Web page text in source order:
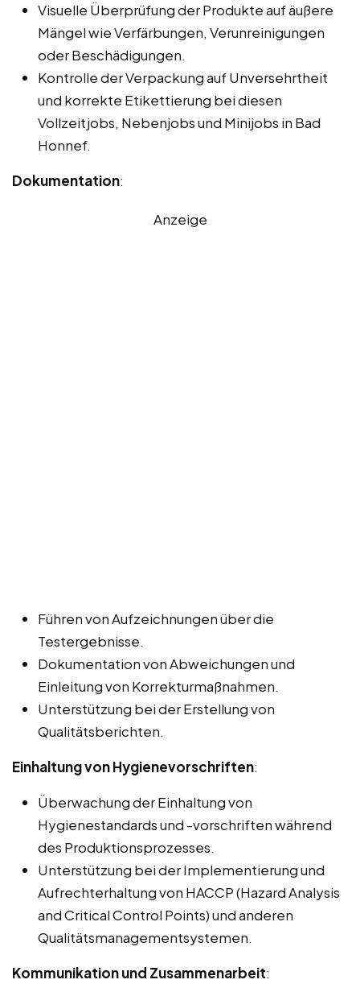
Visuelle Überprüfung der Produkte auf äußere
Mängel wie Verfärbungen, Verunreinigungen
oder Beschädigungen.
Kontrolle der Verpackung auf Unversehrtheit
und korrekte Etikettierung bei diesen
Vollzeitjobs, Nebenjobs und Minijobs in Bad
Honnef.
Dokumentation:
Anzeige
Führen von Aufzeichnungen über die
Testergebnisse.
Dokumentation von Abweichungen und
Einleitung von Korrekturmaßnahmen.
Unterstützung bei der Erstellung von
Qualitätsberichten.
Einhaltung von Hygienevorschriften:
Überwachung der Einhaltung von
Hygienestandards und -vorschriften während
des Produktionsprozesses.
Unterstützung bei der Implementierung und
Aufrechterhaltung von HACCP (Hazard Analysis
and Critical Control Points) und anderen
Qualitätsmanagementsystemen.
Kommunikation und Zusammenarbeit: